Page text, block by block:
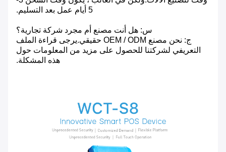
5 أيام عمل بعد التسليم.
س: هل أنت مصنع أم مجرد شركة تجارية؟
ج: نحن مصنع OEM / ODM حقيقي.يرجى قراءة الملف
التعريفي لشركتنا للحصول على مزيد من المعلومات حول
هذه المشكلة.